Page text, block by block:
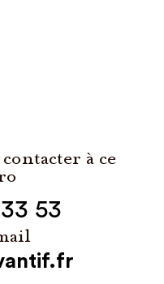
à ce
53